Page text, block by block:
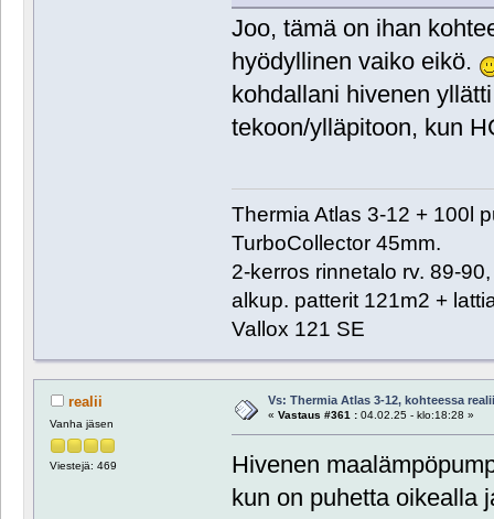
Joo, tämä on ihan
hyödyllinen vaiko eikö.
kohdallani hivenen
tekoon/ylläpitoon, kun
Thermia Atlas 3-12 + 100l
TurboCollector 45mm.
2-kerros rinnetalo rv. 89-
alkup. patterit 121m2 +
Vallox 121 SE
realii
Vanha jäsen
Viestejä: 469
Vs: Thermia Atlas 3-12, kohteessa realii
« Vastaus #361 :04.02.25 - klo:18:28 »
Hivenen
kun on puhetta oikealla